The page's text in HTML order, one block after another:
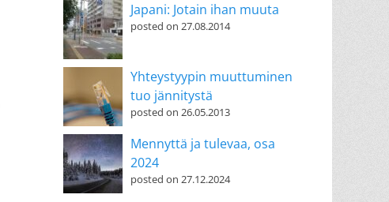
Japani: Jotain ihan muuta
posted on 27.08.2014
Yhteystyypin muuttuminen
tuo jännitystä
posted on 26.05.2013
Mennyttä ja tulevaa, osa
2024
posted on 27.12.2024